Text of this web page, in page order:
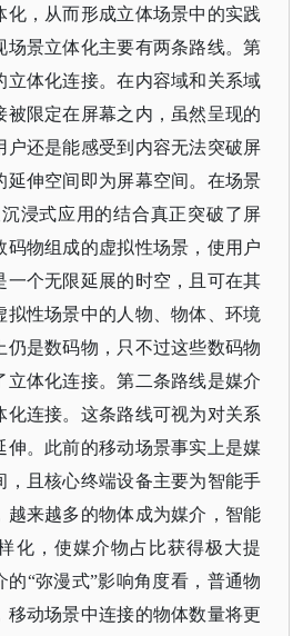
化，从而形成立体场景中的实践
场景立体化主要有两条路线。第
立体化连接。在内容域和关系域
被限定在屏幕之内，虽然呈现的
户还是能感受到内容无法突破屏
延伸空间即为屏幕空间。在场景
浸式应用的结合真正突破了屏
码物组成的虚拟性场景，使用户
一个无限延展的时空，且可在其
拟性场景中的人物、物体、环境
仍是数码物，只不过这些数码物
立体化连接。第二条路线是媒介
化连接。这条路线可视为对关系
伸。此前的移动场景事实上是媒
，且核心终端设备主要为智能手
越来越多的物体成为媒介，智能
化，使媒介物占比获得极大提
的“弥漫式”影响角度看，普通物
移动场景中连接的物体数量将更